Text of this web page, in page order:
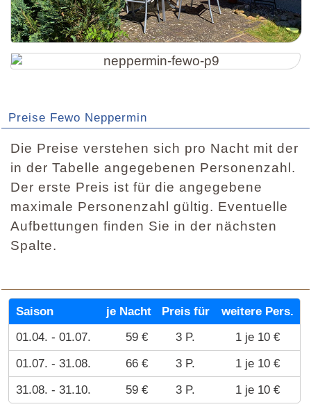
Preise Fewo Neppermin
Die Preise verstehen sich pro Nacht mit der
in der Tabelle angegebenen Personenzahl.
Der erste Preis ist für die angegebene
maximale Personenzahl gültig. Eventuelle
Aufbettungen finden Sie in der nächsten
Spalte.
Saison je Nacht Preis für
weitere Pers.
01.04. - 01.07.
59 € 3 P.
1 je 10 €
01.07. - 31.08.
66 € 3 P.
1 je 10 €
31.08. - 31.10.
59 € 3 P. 1 je 10 €